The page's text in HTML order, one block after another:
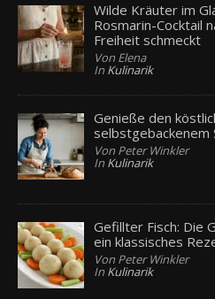
Wilde Kräuter im
Rosmarin-Cocktail
Freiheit schmeckt
Von Elena
In Kulinarik
Genieße den
Von Peter Winkler
In Kulinarik
Gefillter Fisch: Die
ein klassisches
Von Peter Winkler
In Kulinarik